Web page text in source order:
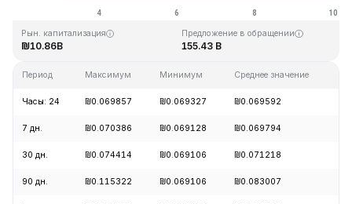
Рын. капитализация
₪10.86B
Предложение в обращении
155.43 B
Период Максимум Минимум Среднее значение
Часы: 24 ₪0.069857 ₪0.069327 ₪0.069592
7 дн. ₪0.070386 ₪0.069128 ₪0.069794
30 дн. ₪0.074414 ₪0.069106 ₪0.071218
90 дн. ₪0.115322 ₪0.069106 ₪0.083007